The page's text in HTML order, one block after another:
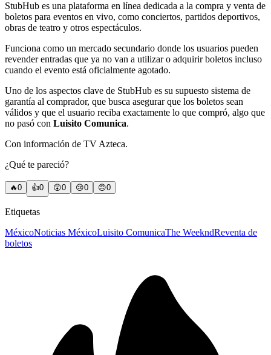
StubHub es una plataforma en línea dedicada a la compra y venta de
boletos para eventos en vivo, como conciertos, partidos deportivos,
obras de teatro y otros espectáculos.
Funciona como un mercado secundario donde los usuarios pueden
revender entradas que ya no van a utilizar o adquirir boletos incluso
cuando el evento está oficialmente agotado.
Uno de los aspectos clave de StubHub es su supuesto sistema de
garantía al comprador, que busca asegurar que los boletos sean
válidos y que el usuario reciba exactamente lo que compró, algo que
no pasó con Luisito Comunica.
Con información de TV Azteca.
¿Qué te pareció?
🔥0 👍0 😲0 😢0 😠0
Etiquetas
MéxicoNoticias MéxicoLuisito ComunicaThe WeekndReventa de
boletos